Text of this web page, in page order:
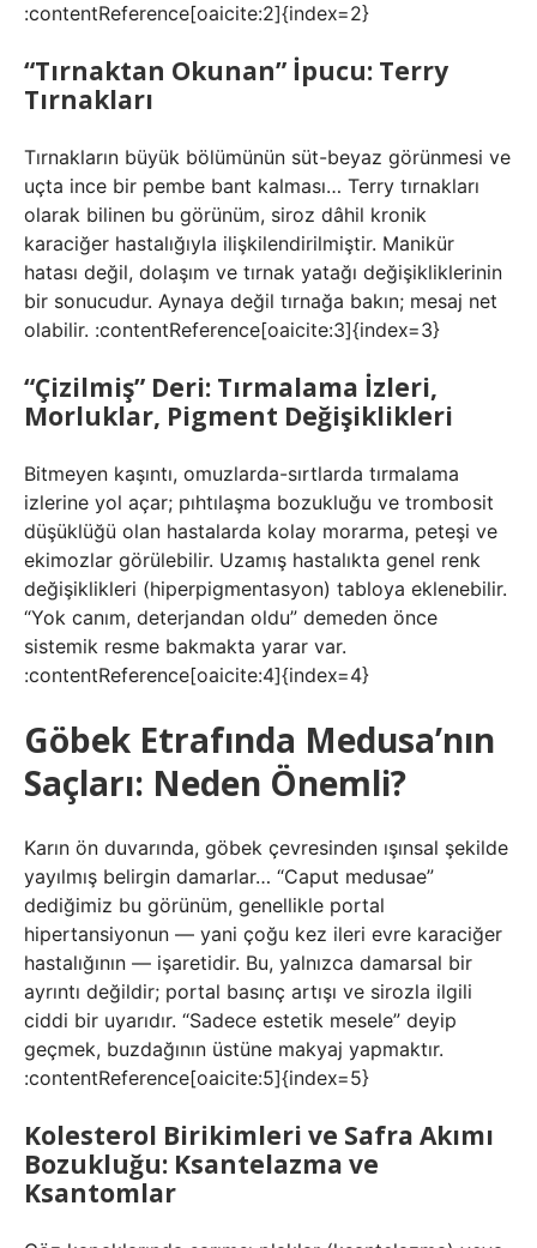
:contentReference[oaicite:2]{index=2}
“Tırnaktan Okunan” İpucu: Terry
Tırnakları
Tırnakların büyük bölümünün süt-beyaz görünmesi ve
uçta ince bir pembe bant kalması… Terry tırnakları
olarak bilinen bu görünüm, siroz dâhil kronik
karaciğer hastalığıyla ilişkilendirilmiştir. Manikür
hatası değil, dolaşım ve tırnak yatağı değişikliklerinin
bir sonucudur. Aynaya değil tırnağa bakın; mesaj net
olabilir. :contentReference[oaicite:3]{index=3}
“Çizilmiş” Deri: Tırmalama İzleri,
Morluklar, Pigment Değişiklikleri
Bitmeyen kaşıntı, omuzlarda-sırtlarda tırmalama
izlerine yol açar; pıhtılaşma bozukluğu ve trombosit
düşüklüğü olan hastalarda kolay morarma, peteşi ve
ekimozlar görülebilir. Uzamış hastalıkta genel renk
değişiklikleri (hiperpigmentasyon) tabloya eklenebilir.
“Yok canım, deterjandan oldu” demeden önce
sistemik resme bakmakta yarar var.
:contentReference[oaicite:4]{index=4}
Göbek Etrafında Medusa’nın
Saçları: Neden Önemli?
Karın ön duvarında, göbek çevresinden ışınsal şekilde
yayılmış belirgin damarlar… “Caput medusae”
dediğimiz bu görünüm, genellikle portal
hipertansiyonun — yani çoğu kez ileri evre karaciğer
hastalığının — işaretidir. Bu, yalnızca damarsal bir
ayrıntı değildir; portal basınç artışı ve sirozla ilgili
ciddi bir uyarıdır. “Sadece estetik mesele” deyip
geçmek, buzdağının üstüne makyaj yapmaktır.
:contentReference[oaicite:5]{index=5}
Kolesterol Birikimleri ve Safra Akımı
Bozukluğu: Ksantelazma ve
Ksantomlar